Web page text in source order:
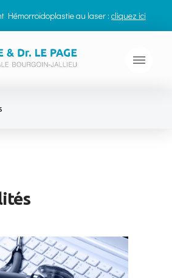
Hémorroïdoplastie au laser : cliquez ici